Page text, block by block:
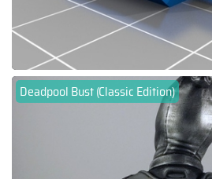
Deadpool Bust (Classic Edition)